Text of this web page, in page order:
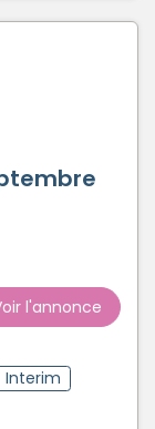
l'annonce
Interim